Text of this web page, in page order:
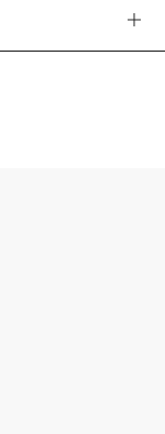
polyester, 8%